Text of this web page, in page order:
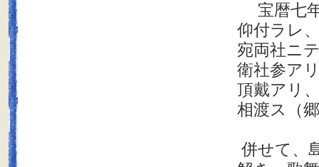
宝暦七年
仰付ラレ
宛両社ニ
衛社参ア
頂戴アリ
相渡ス（
併せて、